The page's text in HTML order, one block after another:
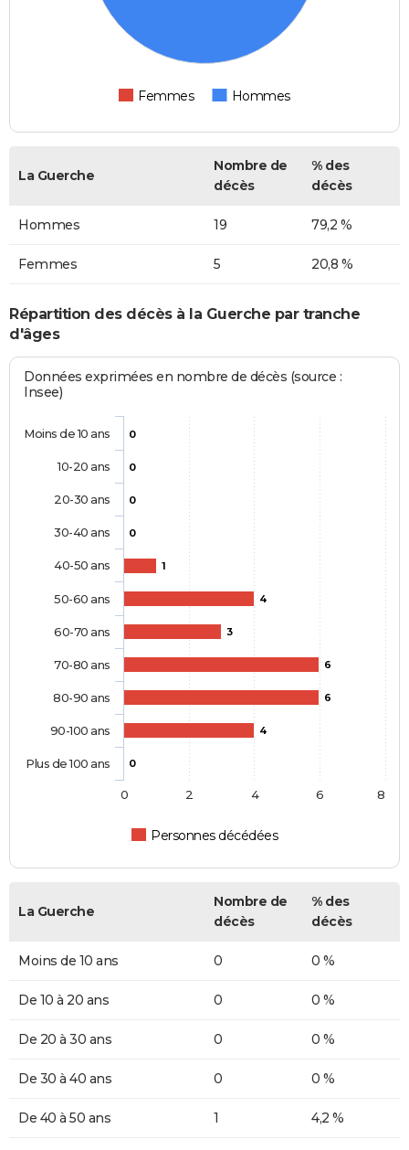
Femmes Hommes
La Guerche
Nombre de
décès
% des
décès
Hommes 19 79,2 %
Femmes 5 20,8 %
Répartition des décès à la Guerche par tranche
d'âges
Données exprimées en nombre de décès (source :
Insee)
0
0
0
0
1
4
3
6
6
4
0
Personnes décédées
Moins de 10 ans
10-20 ans
20-30 ans
30-40 ans
40-50 ans
50-60 ans
60-70 ans
70-80 ans
80-90 ans
90-100 ans
Plus de 100 ans
0 2 4 6 8
La Guerche
Nombre de
décès
% des
décès
Moins de 10 ans 0 0 %
De 10 à 20 ans 0 0 %
De 20 à 30 ans 0 0 %
De 30 à 40 ans 0 0 %
De 40 à 50 ans 1 4,2 %